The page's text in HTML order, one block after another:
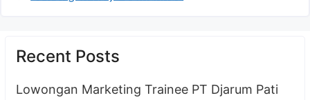
Recent Posts
Lowongan Marketing Trainee PT Djarum Pati